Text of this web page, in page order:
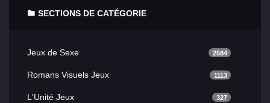
SECTIONS DE CATÉGORIE
Jeux de Sexe 2584
Romans Visuels Jeux 1113
L'Unité Jeux 327